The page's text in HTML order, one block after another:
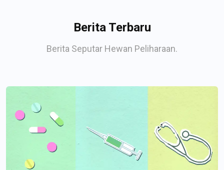
Berita Terbaru
Berita Seputar Hewan Peliharaan.